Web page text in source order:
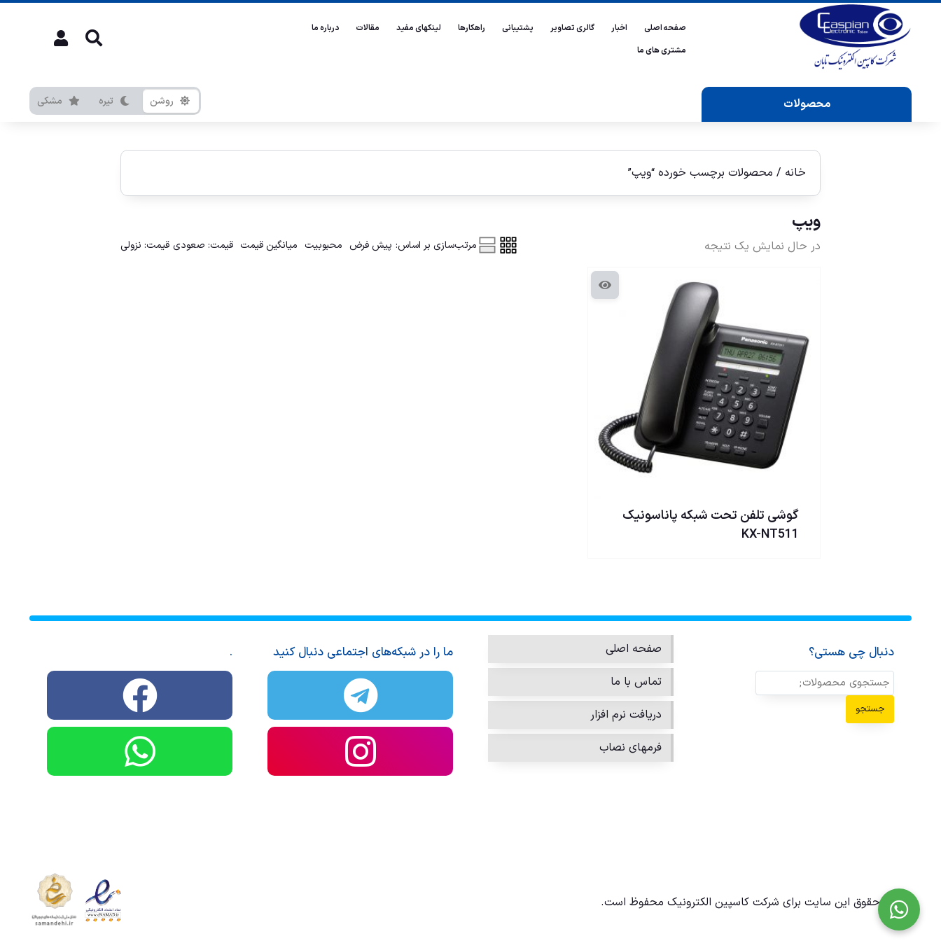
صفحه اصلی اخبار گالری تصاویر پشتیبانی راهکارها لینکهای مفید مقالات
درباره ما
مشتری های ما
محصولات روشن تیره مشکی
خانه / محصولات برچسب خورده “ویپ”
ویپ
در حال نمایش یک نتیجه مرتب‌سازی بر اساس: پیش فرض محبوبیت میانگین قیمت قیمت: صعودی قیمت: نزولی
گوشی تلفن تحت شبکه پاناسونیک
KX-NT511
دنبال چی هستی؟
جستجو
صفحه اصلی
تماس با ما
دریافت نرم افزار
فرمهای نصاب
ما را در شبکه‌های اجتماعی دنبال کنید .
تمامی حقوق این سایت برای شرکت کاسپین الکترونیک محفوظ است.